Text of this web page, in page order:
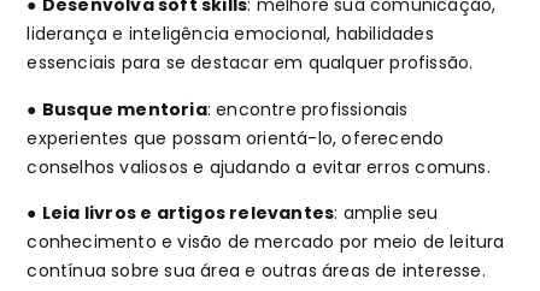
● Desenvolva soft skills: melhore sua comunicação,
liderança e inteligência emocional, habilidades
essenciais para se destacar em qualquer profissão.
● Busque mentoria: encontre profissionais
experientes que possam orientá-lo, oferecendo
conselhos valiosos e ajudando a evitar erros comuns.
● Leia livros e artigos relevantes: amplie seu
conhecimento e visão de mercado por meio de leitura
contínua sobre sua área e outras áreas de interesse.